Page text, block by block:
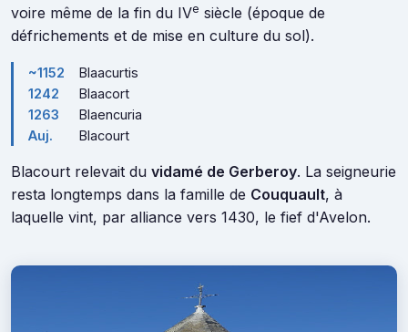
voire même de la fin du IVe siècle (époque de
défrichements et de mise en culture du sol).
~1152
Blaacurtis
1242
Blaacort
1263
Blaencuria
Auj.
Blacourt
Blacourt relevait du vidamé de Gerberoy. La seigneurie
resta longtemps dans la famille de Couquault, à
laquelle vint, par alliance vers 1430, le fief d'Avelon.